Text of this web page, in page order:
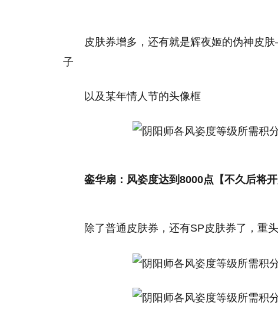
皮肤券增多，还有就是辉夜姬的伪神
子
以及某年情人节的头像框
銮华扇：风姿度达到8000点【不久后将开
除了普通皮肤券，还有SP皮肤券了，重